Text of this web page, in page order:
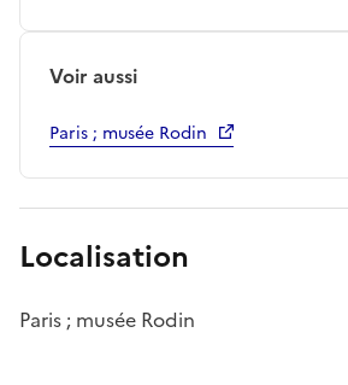
Voir aussi
Paris ; musée Rodin
Localisation
Paris ; musée Rodin